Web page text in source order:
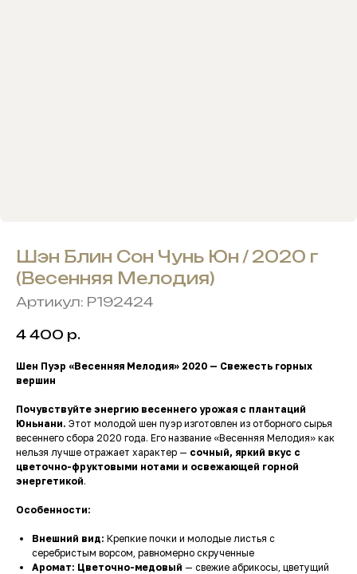
Шэн Блин Сон Чунь Юн / 2020 г
(Весенняя Мелодия)
Артикул: P192424
4 400 р.
Шен Пуэр «Весенняя Мелодия» 2020 — Свежесть горных
вершин
Почувствуйте энергию весеннего урожая с плантаций
Юньнани. Этот молодой шен пуэр изготовлен из отборного сырья
весеннего сбора 2020 года. Его название «Весенняя Мелодия» как
нельзя лучше отражает характер — сочный, яркий вкус с
цветочно-фруктовыми нотами и освежающей горной
энергетикой.
Особенности:
Внешний вид: Крепкие почки и молодые листья с
серебристым ворсом, равномерно скрученные
Аромат: Цветочно-медовый — свежие абрикосы, цветущий